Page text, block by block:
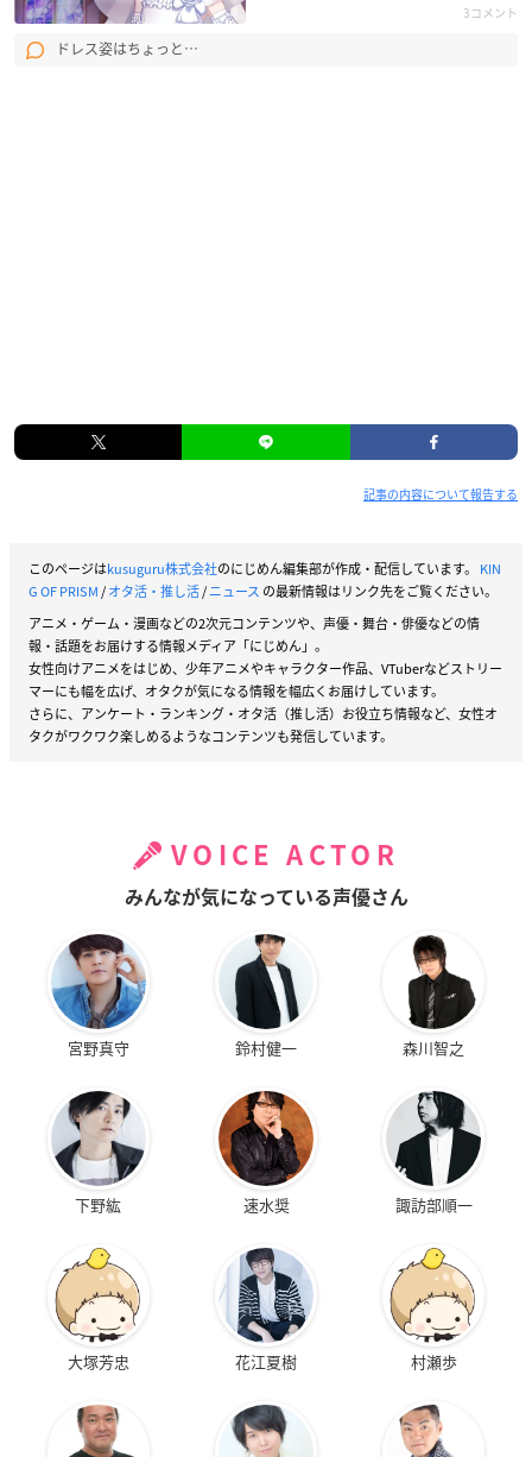
3コメント
ドレス姿はちょっと…
記事の内容について報告する
このページはkusuguru株式会社のにじめん編集部が作成・配信しています。 KIN
G OF PRISM/オタ活・推し活/ニュース の最新情報はリンク先をご覧ください。
アニメ・ゲーム・漫画などの2次元コンテンツや、声優・舞台・俳優などの情
報・話題をお届けする情報メディア「にじめん」。
女性向けアニメをはじめ、少年アニメやキャラクター作品、VTuberなどストリー
マーにも幅を広げ、オタクが気になる情報を幅広くお届けしています。
さらに、アンケート・ランキング・オタ活（推し活）お役立ち情報など、女性オ
タクがワクワク楽しめるようなコンテンツも発信しています。
VOICE ACTOR
みんなが気になっている声優さん
宮野真守 鈴村健一 森川智之
下野紘 速水奨 諏訪部順一
大塚芳忠 花江夏樹 村瀬歩